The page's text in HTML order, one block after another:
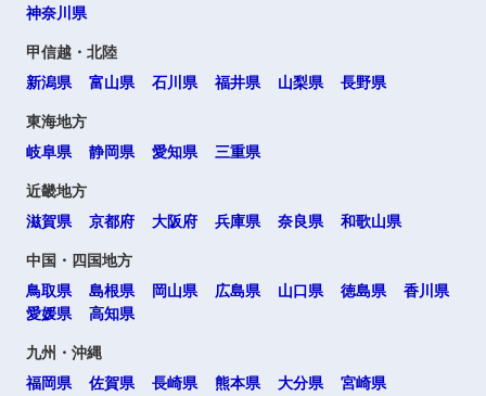
神奈川県
甲信越・北陸
新潟県
富山県 石川県 福井県 山梨県 長野県
東海地方
岐阜県
静岡県 愛知県 三重県
近畿地方
滋賀県
京都府 大阪府 兵庫県 奈良県 和歌山県
中国・四国地方
鳥取県
島根県 岡山県 広島県 山口県 徳島県
香川県
愛媛県
高知県
九州・沖縄
福岡県
佐賀県 長崎県 熊本県 大分県
宮崎県